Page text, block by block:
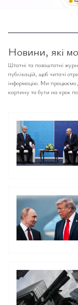
Новини, які
Штатні та позаштатні
публікацій, щоб читачі
інформацію. Ми працюємо
картину та бути на крок